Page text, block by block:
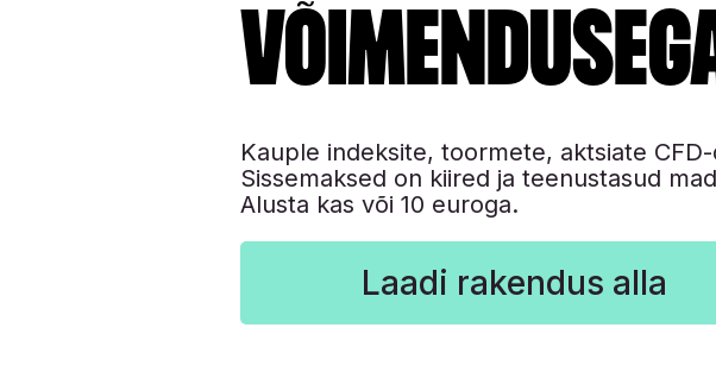
Kauple indeksite, toormete, aktsiate
Sissemaksed on kiired ja teenustasud
Alusta kas või 10 euroga.
Laadi rakendus alla